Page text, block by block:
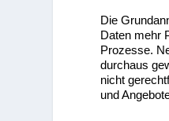
Die
Daten mehr
Prozesse.
durchaus
nicht
und